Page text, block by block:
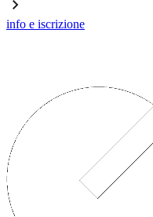
info e iscrizione